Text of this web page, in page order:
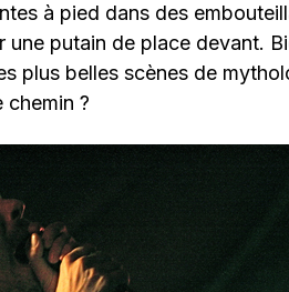
à pied dans des
putain de place devant.
plus belles scènes de
chemin ?